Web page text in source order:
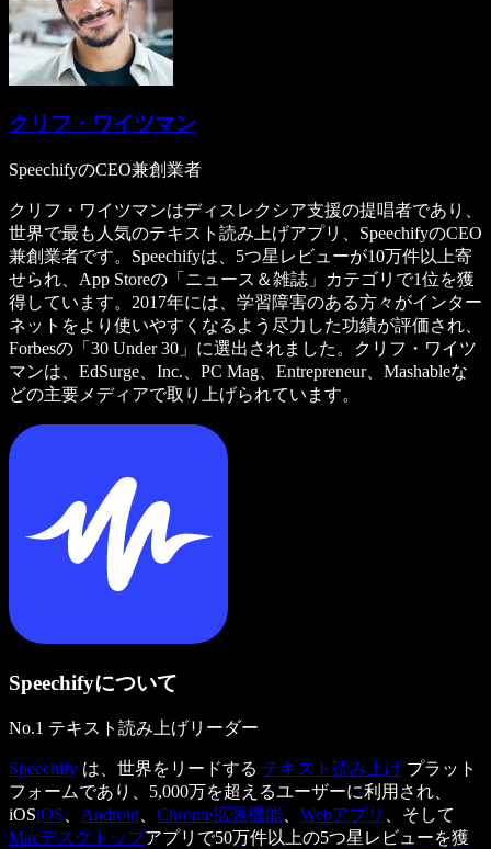
クリフ・ワイツマン
SpeechifyのCEO兼創業者
クリフ・ワイツマンはディスレクシア支援の提唱者であり、
世界で最も人気のテキスト読み上げアプリ、SpeechifyのCEO
兼創業者です。Speechifyは、5つ星レビューが10万件以上寄
せられ、App Storeの「ニュース＆雑誌」カテゴリで1位を獲
得しています。2017年には、学習障害のある方々がインター
ネットをより使いやすくなるよう尽力した功績が評価され、
Forbesの「30 Under 30」に選出されました。クリフ・ワイツ
マンは、EdSurge、Inc.、PC Mag、Entrepreneur、Mashableな
どの主要メディアで取り上げられています。
Speechifyについて
No.1 テキスト読み上げリーダー
Speechify は、世界をリードする テキスト読み上げ プラット
フォームであり、5,000万を超えるユーザーに利用され、
iOSiOS、 Android、 Chrome拡張機能、 Webアプリ 、そして
Macデスクトップアプリで50万件以上の5つ星レビューを獲